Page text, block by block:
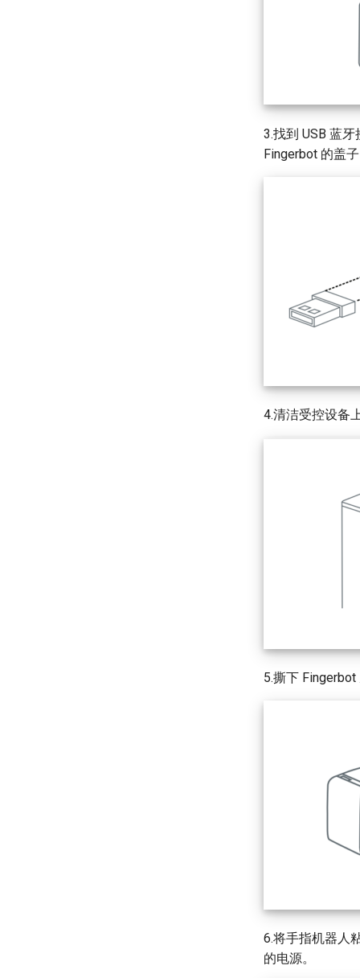
3.找到 USB 蓝
Fingerbot 的盖
4.清洁受控设备
5.撕下
6.将手指机器人
的电源。